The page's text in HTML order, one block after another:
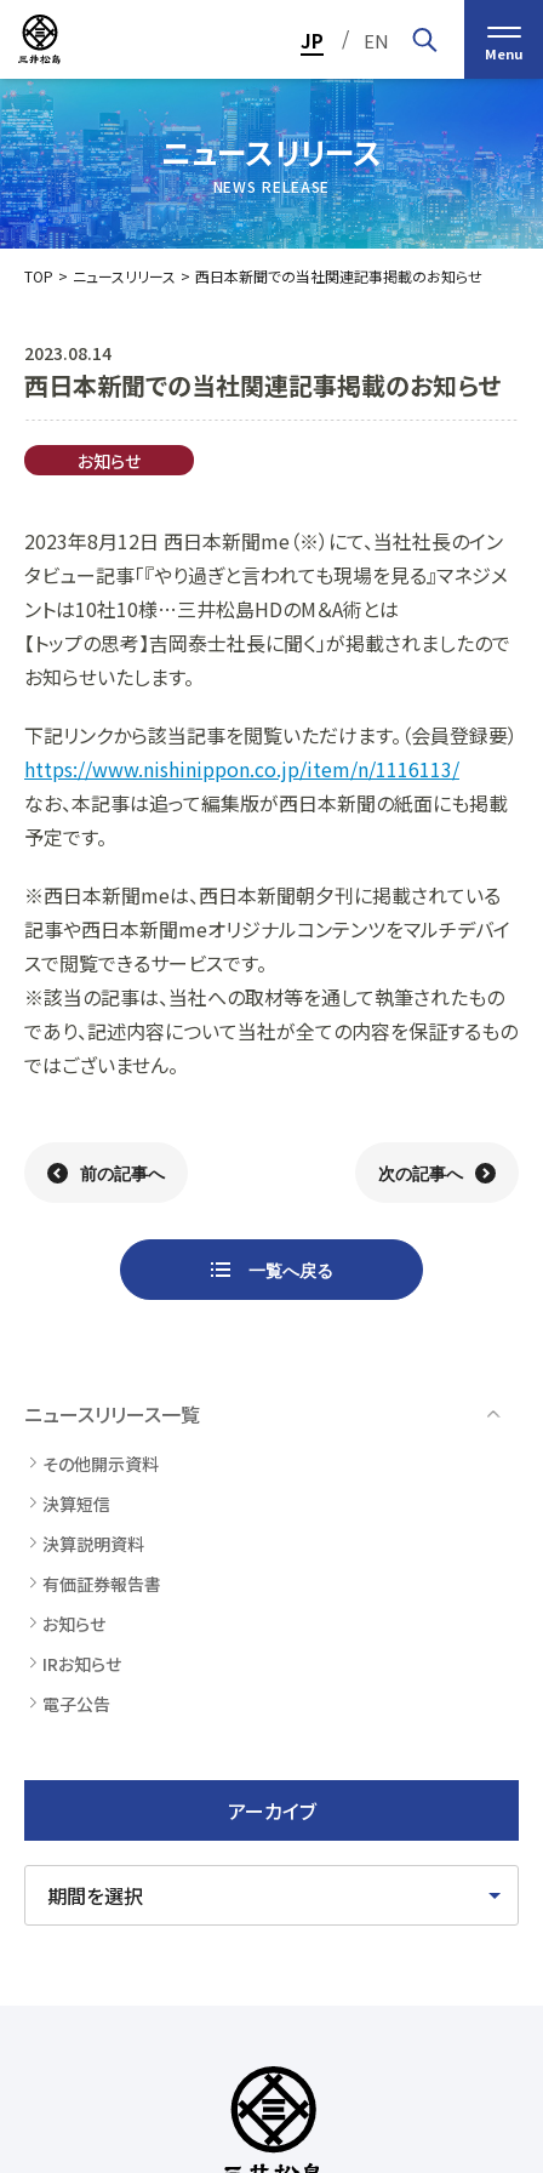
Menu
トップメッセージ 経営の基本理念
中期経営計画2030
組織 グループ企業一覧
コーポレート･ガバナンス CMギャラリー
投資家（IR）情報
決算短信 有価証券報告書
決算説明資料 その他開示資料
配当について 株主総会のご案内
株式取得手続きについて
FISCO社による当社レポート
シェアードリサーチ社による
当社レポート
よくあるご質問 免責事項
電子公告
株式会社明光商会 株式会社ケイエムテイ
株式会社システックキョーワ MOS株式会社
日本カタン株式会社 株式会社プラスワンテクノ
ゼクサスチェン株式会社
株式会社エム・アール・エフ
港倶楽部オペレーションズ
会社
社長メッセージ・基本方針 サステナビリティへの取り組み
社員インタビュー 私たちについて
働く環境
ニュースリリース
NEWS RELEASE
JP EN
/
TOP ニュースリリース 西日本新聞での当社関連記事掲載のお知らせ
2023.08.14
西日本新聞での当社関連記事掲載のお知らせ
お知らせ
2023年8月12日 西日本新聞me（※）にて、当社社長のイン
タビュー記事「『やり過ぎと言われても現場を見る』マネジメ
ントは10社10様…三井松島HDのM＆A術とは
【トップの思考】吉岡泰士社長に聞く」が掲載されましたので
お知らせいたします。
下記リンクから該当記事を閲覧いただけます。（会員登録要）
https://www.nishinippon.co.jp/item/n/1116113/
なお、本記事は追って編集版が西日本新聞の紙面にも掲載
予定です。
※西日本新聞meは、西日本新聞朝夕刊に掲載されている
記事や西日本新聞meオリジナルコンテンツをマルチデバイ
スで閲覧できるサービスです。
※該当の記事は、当社への取材等を通して執筆されたもの
であり、記述内容について当社が全ての内容を保証するもの
ではございません。
前の記事へ 次の記事へ
一覧へ戻る
ニュースリリース一覧
その他開示資料
決算短信
決算説明資料
有価証券報告書
お知らせ
IRお知らせ
電子公告
アーカイブ